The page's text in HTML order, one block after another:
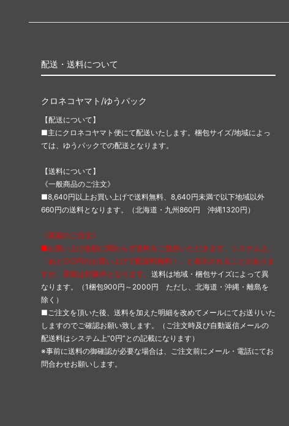
配送・送料について
クロネコヤマト/ゆうパック
【配送について】
■主にクロネコヤマト便にて配送いたします。梱包サイズ/地域によっ
ては、ゆうパックでの配送となります。
【送料について】
《一般商品のご注文》
■8,640円以上お買い上げで送料無料、8,640円未満で以下地域以外
660円の送料となります。（北海道・九州860円 沖縄1320円）
《茶箱のご注文》
■お買い上げ金額に関わらず送料をご負担いただきます。システム上、
「あと○○円のお買い上げで配送料無料！」と表示されることがありま
すが、茶箱は対象外となります。 送料は地域・梱包サイズによって異
なります。（1梱包900円～2000円 ただし、北海道・沖縄・離島を
除く）
■ご注文を頂いた後、送料を加えた明細を改めてメールにてお送りいた
しますのでご確認お願い致します。（ご注文時及び自動返信メールの
配送料はシステム上“0円”との記載になります）
※事前に送料の御確認が必要な場合は、ご注文前にメール・電話にてお
問合わせお願いします。